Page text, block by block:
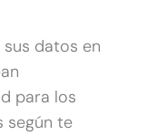
datos en
para los
según te